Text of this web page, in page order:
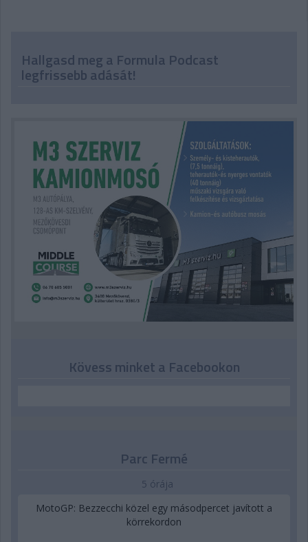
Hallgasd meg a Formula Podcast
legfrissebb adását!
Kövess minket a Facebookon
Parc Fermé
5 órája
MotoGP: Bezzecchi közel egy másodpercet javított a
körrekordon